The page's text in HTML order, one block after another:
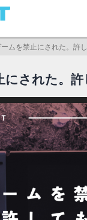
ムを禁止にされた。許
にされた。